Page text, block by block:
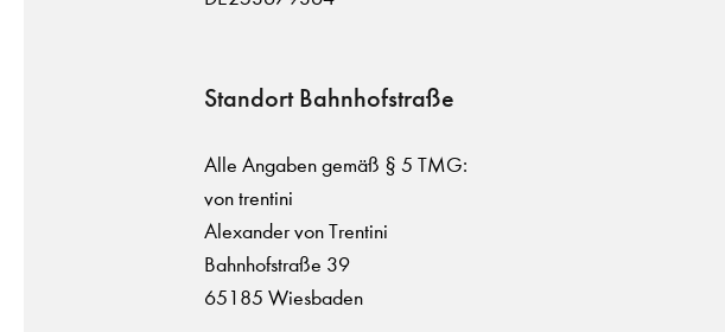
Standort Bahnhofstraße
Alle Angaben gemäß § 5 TMG:
von trentini
Alexander von Trentini
Bahnhofstraße 39
65185 Wiesbaden